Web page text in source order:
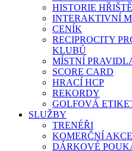
HISTORIE HŘIŠTĚ
INTERAKTIVNÍ
CENÍK
RECIPROCITY
KLUBŮ
MÍSTNÍ
SCORE CARD
HRACÍ HCP
REKORDY
GOLFOVÁ
SLUŽBY
TRENÉŘI
KOMERČNÍ AKCE
DÁRKOVÉ